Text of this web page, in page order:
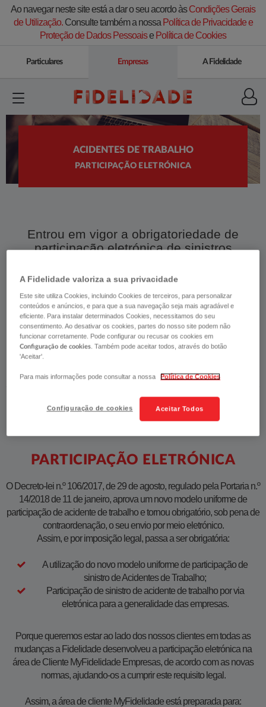
Ao navegar neste site está a dar o seu acordo àsCondições Gerais
de Utilização.Consulte também a nossa Política de Privacidade e
Proteção de Dados Pessoaise Política de Cookies
Particulares Empresas A Fidelidade
ACIDENTES DE TRABALHO
PARTICIPAÇÃO ELETRÓNICA
Entrou em vigor a obrigatoriedade de
participação eletrónica de sinistros
Porque queremos estar ao lado dos nossos
clientes em todas as mudanças, a
Fidelidade desenvolveu a participação
eletrónica na área de ClienteMyFidelidade
Empresas.
PARTICIPAÇÃO ELETRÓNICA
​O Decreto-lei n.º 106/2017, de 29 de agosto, regulado pela Portaria n.º
14/2018 de 11 de janeiro, aprova um novo modelo uniforme de
participação de acidente de trabalho e tornou obrigatório, sob pena de
contraordenação, o seu envio por meio eletrónico.
Assim, e por imposição legal, passa a ser obrigatória:
A utilização do novo modelo uniforme de participação de
sinistro de Acidentes de Trabalho;
Participação de sinistro de acidente de trabalho por via
eletrónica para a generalidade das empresas.
Porque queremos estar ao lado dos nossos clientes em todas as
mudanças a Fidelidade desenvolveu a participação eletrónica na
área de Cliente MyFidelidade Empresas, de acordo com as novas
normas, ajudando-os a cumprir este requisito legal.​
Assim, a área de cliente MyFidelidade está preparada para:
A Fidelidade valoriza a sua privacidade
Este site utiliza Cookies, incluindo Cookies de terceiros, para personalizar
conteúdos e anúncios, e para que a sua navegação seja mais agradável e
eficiente. Para instalar determinados Cookies, necessitamos do seu
consentimento. Ao desativar os cookies, partes do nosso site podem não
funcionar corretamente. Pode configurar ou recusar os cookies em
Configuração de cookies . Também pode aceitar todos, através do botão
'Aceitar'.
Para mais informações pode consultar a nossa Política de Cookies
Aceitar Todos
Configuração de cookies